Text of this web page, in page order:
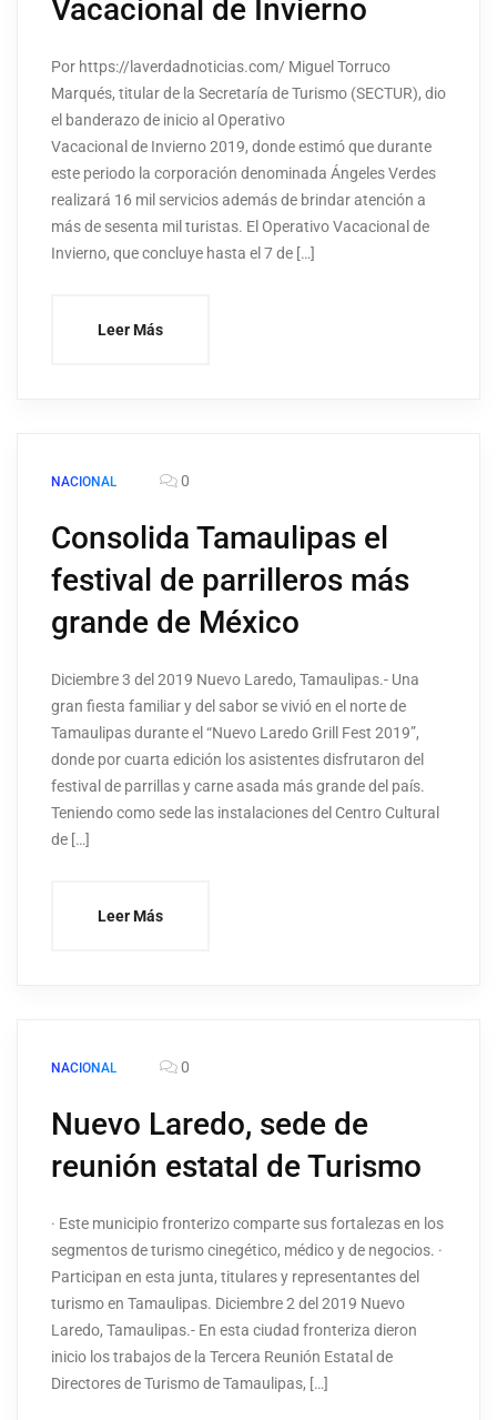
Vacacional de Invierno
Por https://laverdadnoticias.com/ Miguel Torruco
Marqués, titular de la Secretaría de Turismo (SECTUR), dio
el banderazo de inicio al Operativo
Vacacional de Invierno 2019, donde estimó que durante
este periodo la corporación denominada Ángeles Verdes
realizará 16 mil servicios además de brindar atención a
más de sesenta mil turistas. El Operativo Vacacional de
Invierno, que concluye hasta el 7 de […]
Leer Más
NACIONAL 0
Consolida Tamaulipas el
festival de parrilleros más
grande de México
Diciembre 3 del 2019 Nuevo Laredo, Tamaulipas.- Una
gran fiesta familiar y del sabor se vivió en el norte de
Tamaulipas durante el “Nuevo Laredo Grill Fest 2019”,
donde por cuarta edición los asistentes disfrutaron del
festival de parrillas y carne asada más grande del país.
Teniendo como sede las instalaciones del Centro Cultural
de […]
Leer Más
NACIONAL 0
Nuevo Laredo, sede de
reunión estatal de Turismo
· Este municipio fronterizo comparte sus fortalezas en los
segmentos de turismo cinegético, médico y de negocios. ·
Participan en esta junta, titulares y representantes del
turismo en Tamaulipas. Diciembre 2 del 2019 Nuevo
Laredo, Tamaulipas.- En esta ciudad fronteriza dieron
inicio los trabajos de la Tercera Reunión Estatal de
Directores de Turismo de Tamaulipas, […]